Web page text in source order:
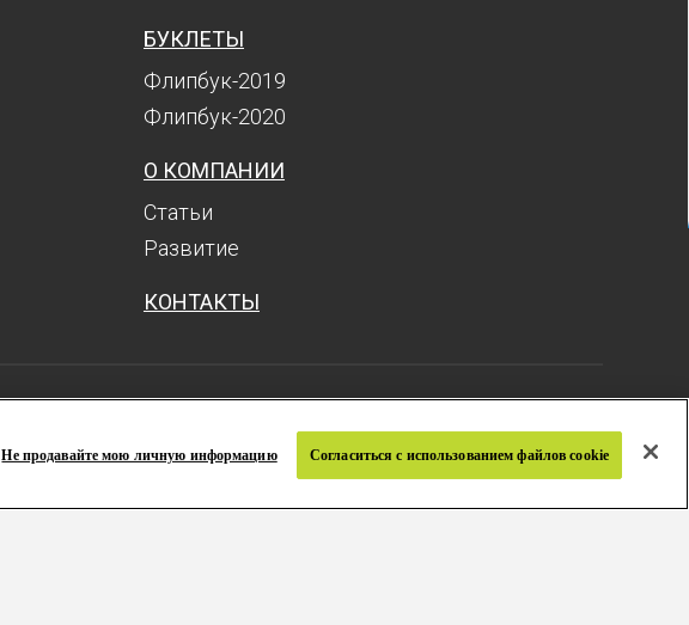
БУКЛЕТЫ
Флипбук-2019
Флипбук-2020
О КОМПАНИИ
Статьи
Развитие
КОНТАКТЫ
Правила и условия
Не продавайте мою личную информацию Согласиться с использованием файлов cookie